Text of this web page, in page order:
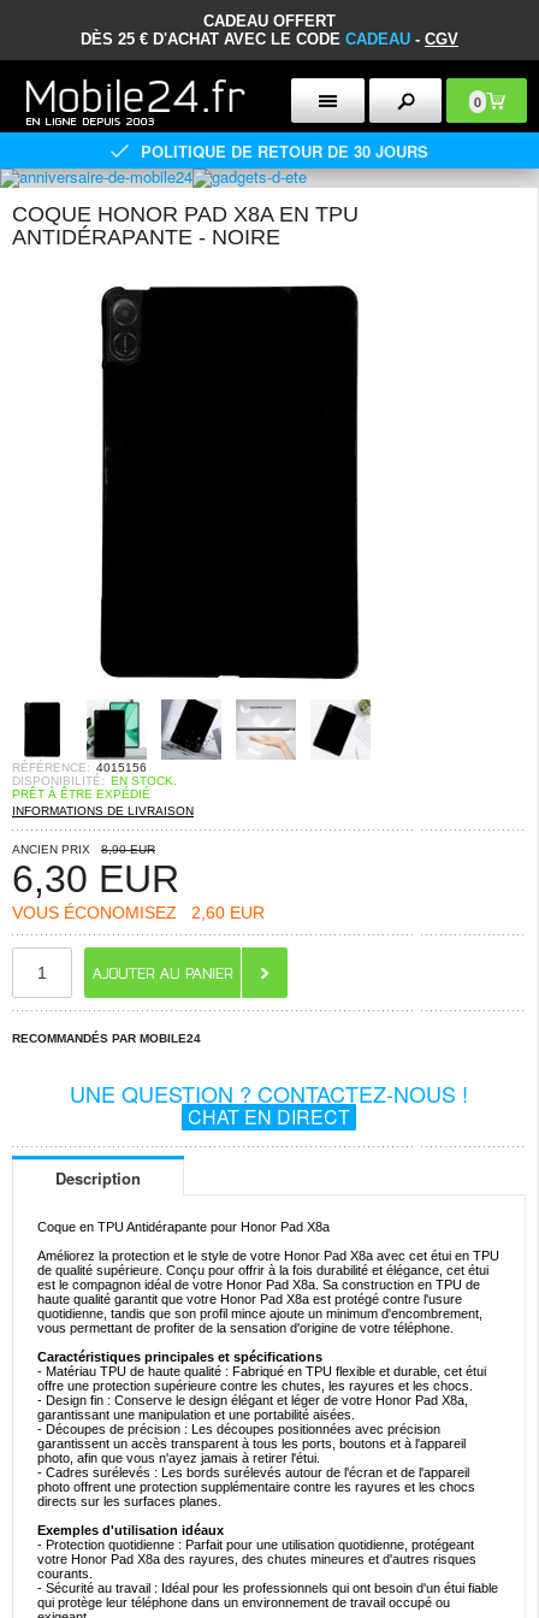
CADEAU OFFERT
DÈS 25 € D'ACHAT AVEC LE CODE CADEAU - CGV
0
POLITIQUE DE RETOUR DE 30 JOURS
COQUE HONOR PAD X8A EN TPU
ANTIDÉRAPANTE - NOIRE
RÉFÉRENCE: 4015156
DISPONIBILITÉ: EN STOCK.
PRÊT À ÊTRE EXPÉDIÉ
INFORMATIONS DE LIVRAISON
ANCIEN PRIX 8,90 EUR
6,30 EUR
VOUS ÉCONOMISEZ 2,60 EUR
RECOMMANDÉS PAR MOBILE24
UNE QUESTION ? CONTACTEZ-NOUS !
CHAT EN DIRECT
Description
Coque en TPU Antidérapante pour Honor Pad X8a
Améliorez la protection et le style de votre Honor Pad X8a avec cet étui en TPU
de qualité supérieure. Conçu pour offrir à la fois durabilité et élégance, cet étui
est le compagnon idéal de votre Honor Pad X8a. Sa construction en TPU de
haute qualité garantit que votre Honor Pad X8a est protégé contre l'usure
quotidienne, tandis que son profil mince ajoute un minimum d'encombrement,
vous permettant de profiter de la sensation d'origine de votre téléphone.
Caractéristiques principales et spécifications
- Matériau TPU de haute qualité : Fabriqué en TPU flexible et durable, cet étui
offre une protection supérieure contre les chutes, les rayures et les chocs.
- Design fin : Conserve le design élégant et léger de votre Honor Pad X8a,
garantissant une manipulation et une portabilité aisées.
- Découpes de précision : Les découpes positionnées avec précision
garantissent un accès transparent à tous les ports, boutons et à l'appareil
photo, afin que vous n'ayez jamais à retirer l'étui.
- Cadres surélevés : Les bords surélevés autour de l'écran et de l'appareil
photo offrent une protection supplémentaire contre les rayures et les chocs
directs sur les surfaces planes.
Exemples d'utilisation idéaux
- Protection quotidienne : Parfait pour une utilisation quotidienne, protégeant
votre Honor Pad X8a des rayures, des chutes mineures et d'autres risques
courants.
- Sécurité au travail : Idéal pour les professionnels qui ont besoin d'un étui fiable
qui protège leur téléphone dans un environnement de travail occupé ou